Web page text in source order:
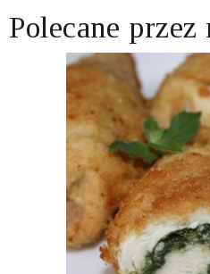
Polecane przez